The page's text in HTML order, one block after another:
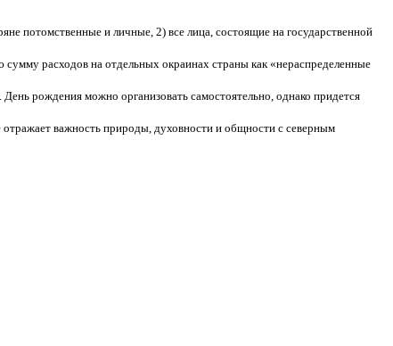
потомственные и личные, 2) все лица, состоящие на государственной
расходов на отдельных окраинах страны как «нераспределенные
рождения можно организовать самостоятельно, однако придется
важность природы, духовности и общности с северным